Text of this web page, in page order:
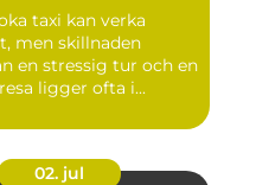
taxi kan verka
men skillnaden
en stressig tur och en
ligger ofta i...
02. jul